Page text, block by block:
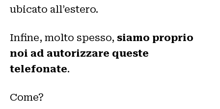
ubicato all’estero.
Infine, molto spesso, siamo proprio
noi ad autorizzare queste
telefonate.
Come?